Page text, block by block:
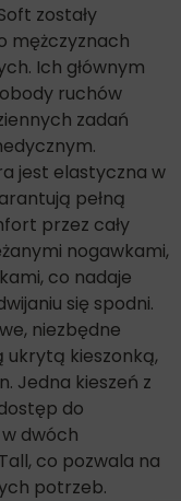
zostały
mężczyznach
Ich głównym
ruchów
zadań
jest elastyczna w
pełną
przez cały
nogawkami,
co nadaje
się spodni.
niezbędne
ukrytą kieszonką,
Jedna kieszeń z
do
dwóch
co pozwala na
potrzeb.